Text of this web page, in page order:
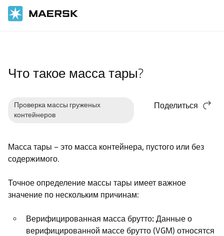
Что такое масса тары?
Проверка массы груженых
контейнеров
Поделиться
Масса тары – это масса контейнера, пустого или без
содержимого.
Точное определение массы тары имеет важное
значение по нескольким причинам:
Верифицированная масса брутто: Данные о
верифицированной массе брутто (VGM) относятся